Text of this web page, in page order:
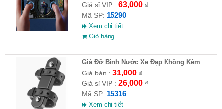
Giá sỉ VIP : 63,000₫
Mã SP: 15290
Xem chi tiết
Giỏ hàng
Giá Đỡ Bình Nước Xe Đạp Không Kèm
Khung Đỡ
Giá bán : 31,000₫
Giá sỉ VIP : 26,000₫
Mã SP: 15316
Xem chi tiết